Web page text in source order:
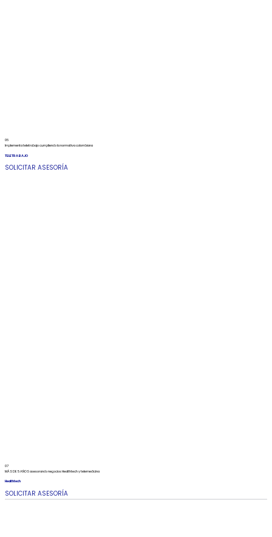
06
Implementa teletrabajo cumpliendo la normativa colombiana
TELETRABAJO
SOLICITAR ASESORÍA
07
MÁS DE 5 AÑOS asesorando negocios Healthtech y telemedicina
Healthtech
SOLICITAR ASESORÍA